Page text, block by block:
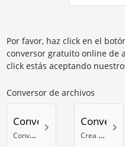
Por favor, haz click en el
conversor gratuito online de
click estás aceptando
Conversor de archivos
Convertir a 7Z
Conversor de archivos 7z
Convertir
Crea archivos TAR.BZ2 online